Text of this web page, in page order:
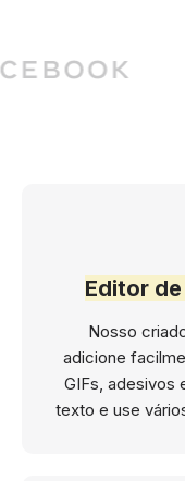
Editor
Nosso
adicione
GIFs, adesivos
texto e use